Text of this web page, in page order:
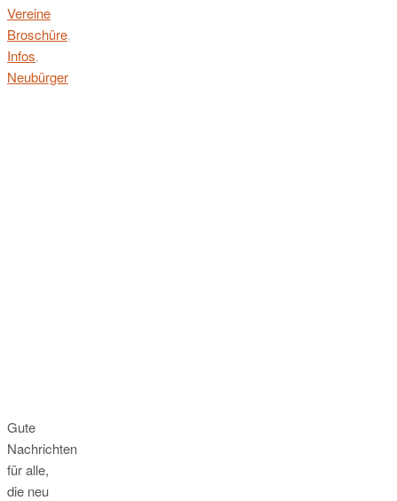
Vereine
Broschüre,
Infos,
Neubürger
Gute
Nachrichten
für alle,
die neu